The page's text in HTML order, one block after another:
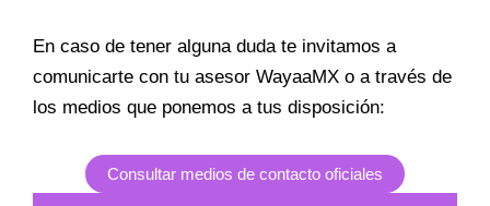
En caso de tener alguna duda te invitamos a
comunicarte con tu asesor WayaaMX o a través de
los medios que ponemos a tus disposición:
Consultar medios de contacto oficiales